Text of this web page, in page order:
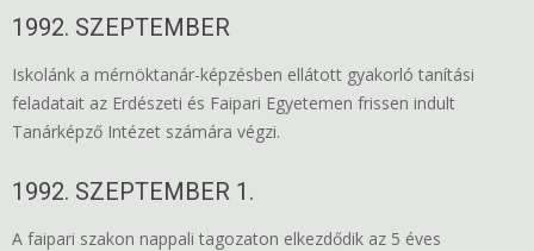
1992. SZEPTEMBER
Iskolánk a mérnöktanár-képzésben ellátott gyakorló tanítási
feladatait az Erdészeti és Faipari Egyetemen frissen indult
Tanárképző Intézet számára végzi.
1992. SZEPTEMBER 1.
A faipari szakon nappali tagozaton elkezdődik az 5 éves